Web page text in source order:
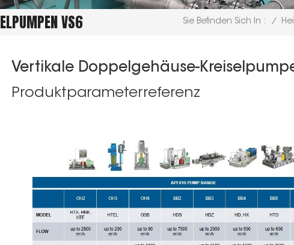
VS6 Sie Befinden Sich In : /
Vertikale Doppelgehäuse-
Produktparameterreferenz